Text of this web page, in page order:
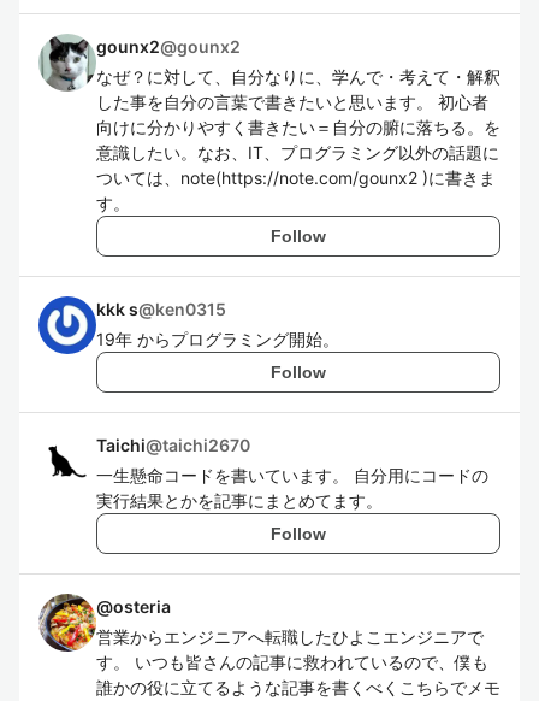
gounx2@gounx2
なぜ？に対して、自分なりに、学んで・考えて・解釈
した事を自分の言葉で書きたいと思います。 初心者
向けに分かりやすく書きたい＝自分の腑に落ちる。を
意識したい。なお、IT、プログラミング以外の話題に
ついては、note(https://note.com/gounx2 )に書きま
す。
Follow
kkk s@ken0315
19年 からプログラミング開始。
Follow
Taichi@taichi2670
一生懸命コードを書いています。 自分用にコードの
実行結果とかを記事にまとめてます。
Follow
@osteria
営業からエンジニアへ転職したひよこエンジニアで
す。 いつも皆さんの記事に救われているので、僕も
誰かの役に立てるような記事を書くべくこちらでメモ